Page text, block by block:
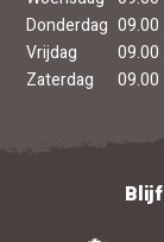
Donderdag 09.00
Vrijdag
09.00
Zaterdag
09.00